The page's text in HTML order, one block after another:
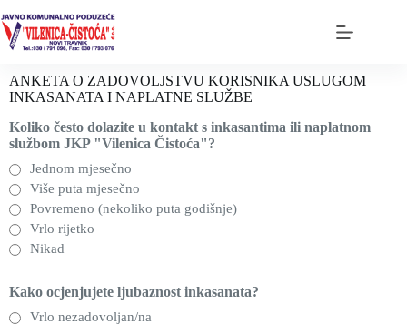
ANKETA O ZADOVOLJSTVU KORISNIKA USLUGOM
INKASANATA I NAPLATNE SLUŽBE
Koliko često dolazite u kontakt s inkasantima ili naplatnom
službom JKP "Vilenica Čistoća"?
Jednom mjesečno
Više puta mjesečno
Povremeno (nekoliko puta godišnje)
Vrlo rijetko
Nikad
Kako ocjenjujete ljubaznost inkasanata?
Vrlo nezadovoljan/na